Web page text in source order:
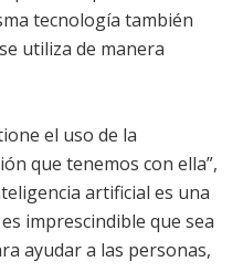
tecnología también
utiliza de manera
el uso de la
que tenemos con ella”,
artificial es una
imprescindible que sea
ayudar a las personas,